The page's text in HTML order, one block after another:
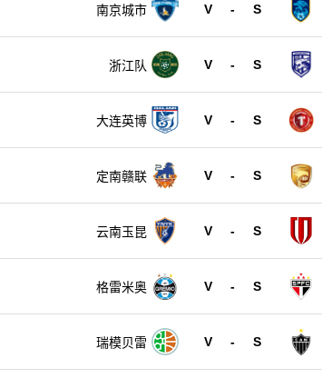
南京城市 V - S
浙江队 V - S
大连英博 V - S
定南赣联 V - S
云南玉昆 V - S
格雷米奥 V - S
瑞模贝雷 V - S